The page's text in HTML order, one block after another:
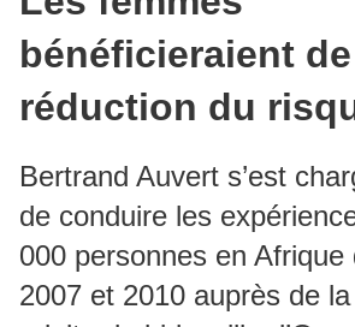
bénéficieraient
réduction du
Bertrand Auvert s’est
de conduire les
000 personnes en
2007 et 2010 auprès de